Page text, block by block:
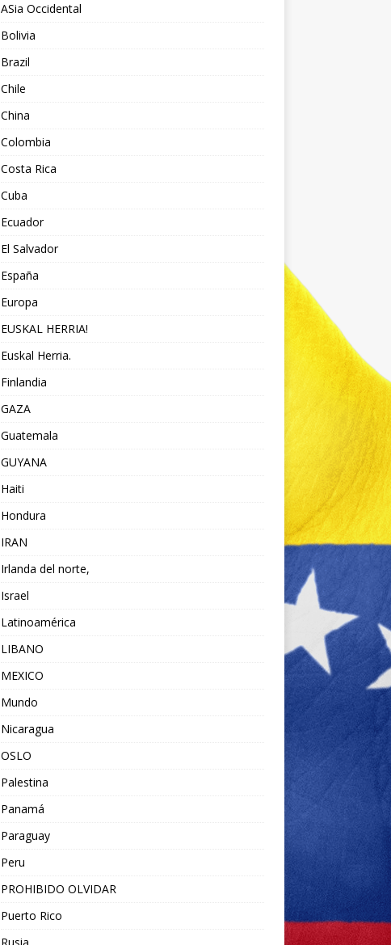
ASia Occidental
Bolivia
Brazil
Chile
China
Colombia
Costa Rica
Cuba
Ecuador
El Salvador
España
Europa
EUSKAL HERRIA!
Euskal Herria.
Finlandia
GAZA
Guatemala
GUYANA
Haiti
Hondura
IRAN
Irlanda del norte,
Israel
Latinoamérica
LIBANO
MEXICO
Mundo
Nicaragua
OSLO
Palestina
Panamá
Paraguay
Peru
PROHIBIDO OLVIDAR
Puerto Rico